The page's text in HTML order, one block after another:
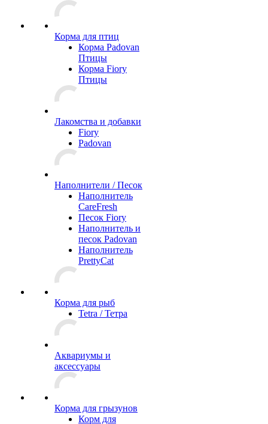
Корма для птиц
Корма Padovan
Птицы
Корма Fiory
Птицы
Лакомства и добавки
Fiory
Padovan
Наполнители / Песок
Наполнитель
CareFresh
Песок Fiory
Наполнитель и
песок Padovan
Наполнитель
PrettyCat
Корма для рыб
Tetra / Тетра
Аквариумы и
аксессуары
Корма для грызунов
Корм для